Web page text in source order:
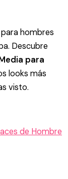
hombres
Descubre
para
looks más
visto.
de Hombre